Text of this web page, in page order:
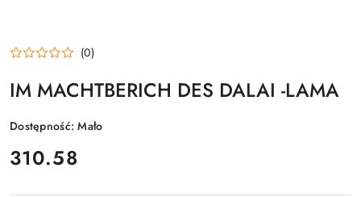
(0)
IM MACHTBERICH DES DALAI -LAMA
Dostępność:Mało
cena:
310.58